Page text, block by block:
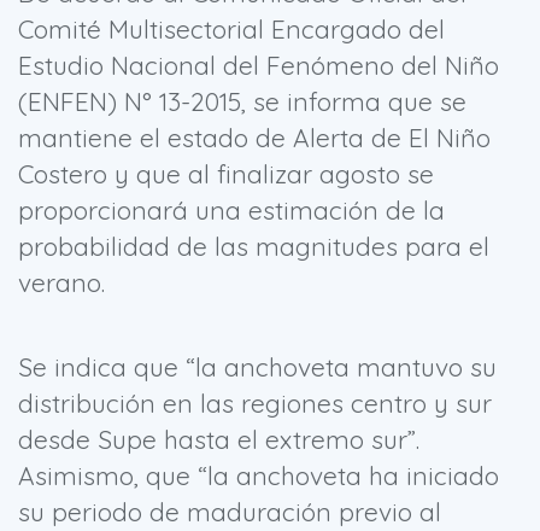
Comité Multisectorial Encargado del
Estudio Nacional del Fenómeno del Niño
(ENFEN) N° 13-2015, se informa que se
mantiene el estado de Alerta de El Niño
Costero y que al finalizar agosto se
proporcionará una estimación de la
probabilidad de las magnitudes para el
verano.
Se indica que “la anchoveta mantuvo su
distribución en las regiones centro y sur
desde Supe hasta el extremo sur”.
Asimismo, que “la anchoveta ha iniciado
su periodo de maduración previo al